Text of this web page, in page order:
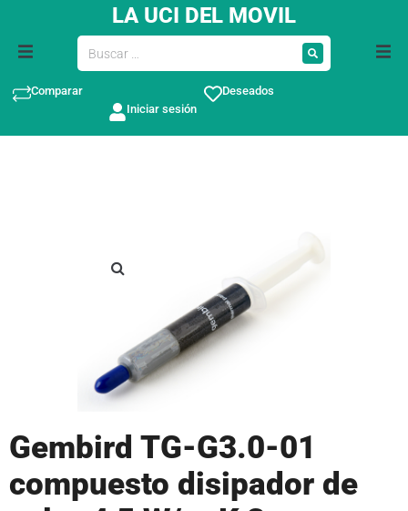
LA UCI DEL MOVIL
Comparar
Deseados
Iniciar sesión
Gembird TG-G3.0-01
compuesto disipador de